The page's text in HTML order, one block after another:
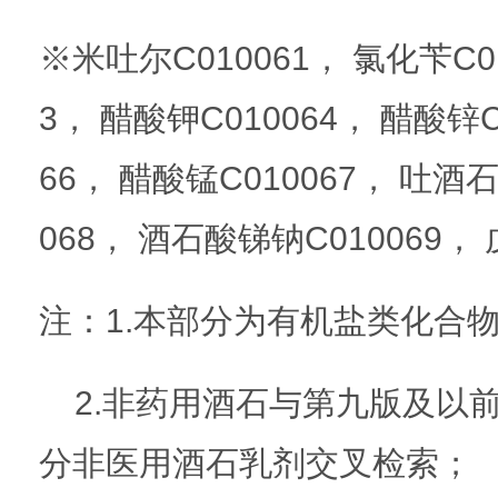
※米吐尔C010061， 氯化苄
3， 醋酸钾C010064， 醋酸锌
66， 醋酸锰C010067， 吐酒
068， 酒石酸锑钠C010069，
注：1.本部分为有机盐类化合
2.非药用酒石与第九版及以
分非医用酒石乳剂交叉检索；